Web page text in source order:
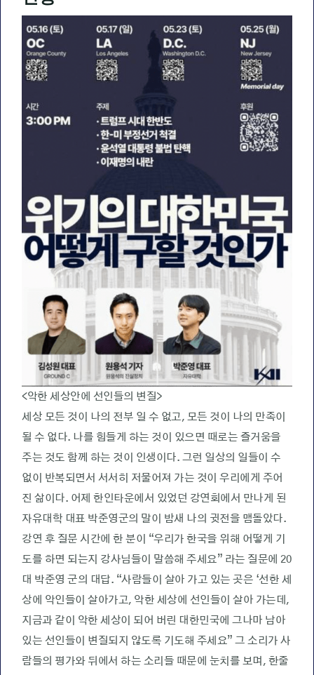
<악한 세상안에 선인들의 변질>
세상 모든 것이 나의 전부 일 수 없고, 모든 것이 나의 만족이
될 수 없다. 나를 힘들게 하는 것이 있으면 때로는 즐거움을
주는 것도 함께 하는 것이 인생이다. 그런 일상의 일들이 수
없이 반복되면서 서서히 저물어져 가는 것이 우리에게 주어
진 삶이다. 어제 한인타운에서 있었던 강연회에서 만나게 된
자유대학 대표 박준영군의 말이 밤새 나의 귓전을 맴돌았다.
강연 후 질문 시간에 한 분이 “우리가 한국을 위해 어떻게 기
도를 하면 되는지 강사님들이 말씀해 주세요” 라는 질문에 20
대 박준영 군의 대답. “사람들이 살아 가고 있는 곳은 ‘선한 세
상에 악인들이 살아가고, 악한 세상에 선인들이 살아 가는데,
지금과 같이 악한 세상이 되어 버린 대한민국에 그나마 남아
있는 선인들이 변질되지 않도록 기도해 주세요” 그 소리가 사
람들의 평가와 뒤에서 하는 소리들 때문에 눈치를 보며, 한줄